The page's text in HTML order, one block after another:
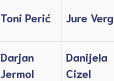
Toni Perić Jure
Darjan
Jermol
Danijela
Cizel